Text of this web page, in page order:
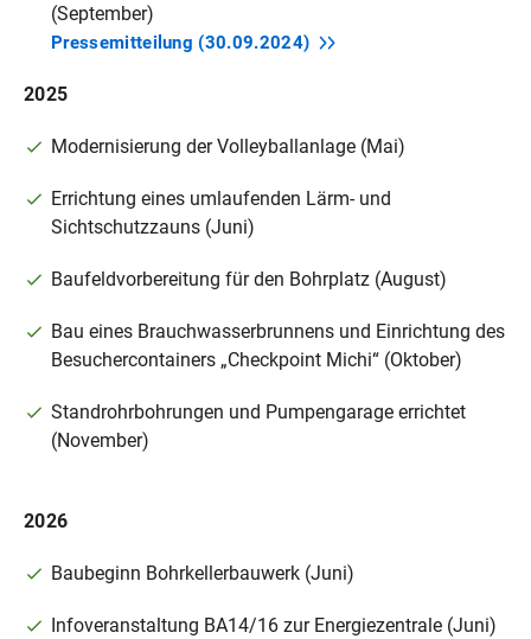
(September)
Pressemitteilung (30.09.2024)
2025
Modernisierung der Volleyballanlage (Mai)
Errichtung eines umlaufenden Lärm- und
Sichtschutzzauns (Juni)
Baufeldvorbereitung für den Bohrplatz (August)
Bau eines Brauchwasserbrunnens und Einrichtung des
Besuchercontainers „Checkpoint Michi“ (Oktober)
Standrohrbohrungen und Pumpengarage errichtet
(November)
2026
Baubeginn Bohrkellerbauwerk (Juni)
Infoveranstaltung BA14/16 zur Energiezentrale (Juni)